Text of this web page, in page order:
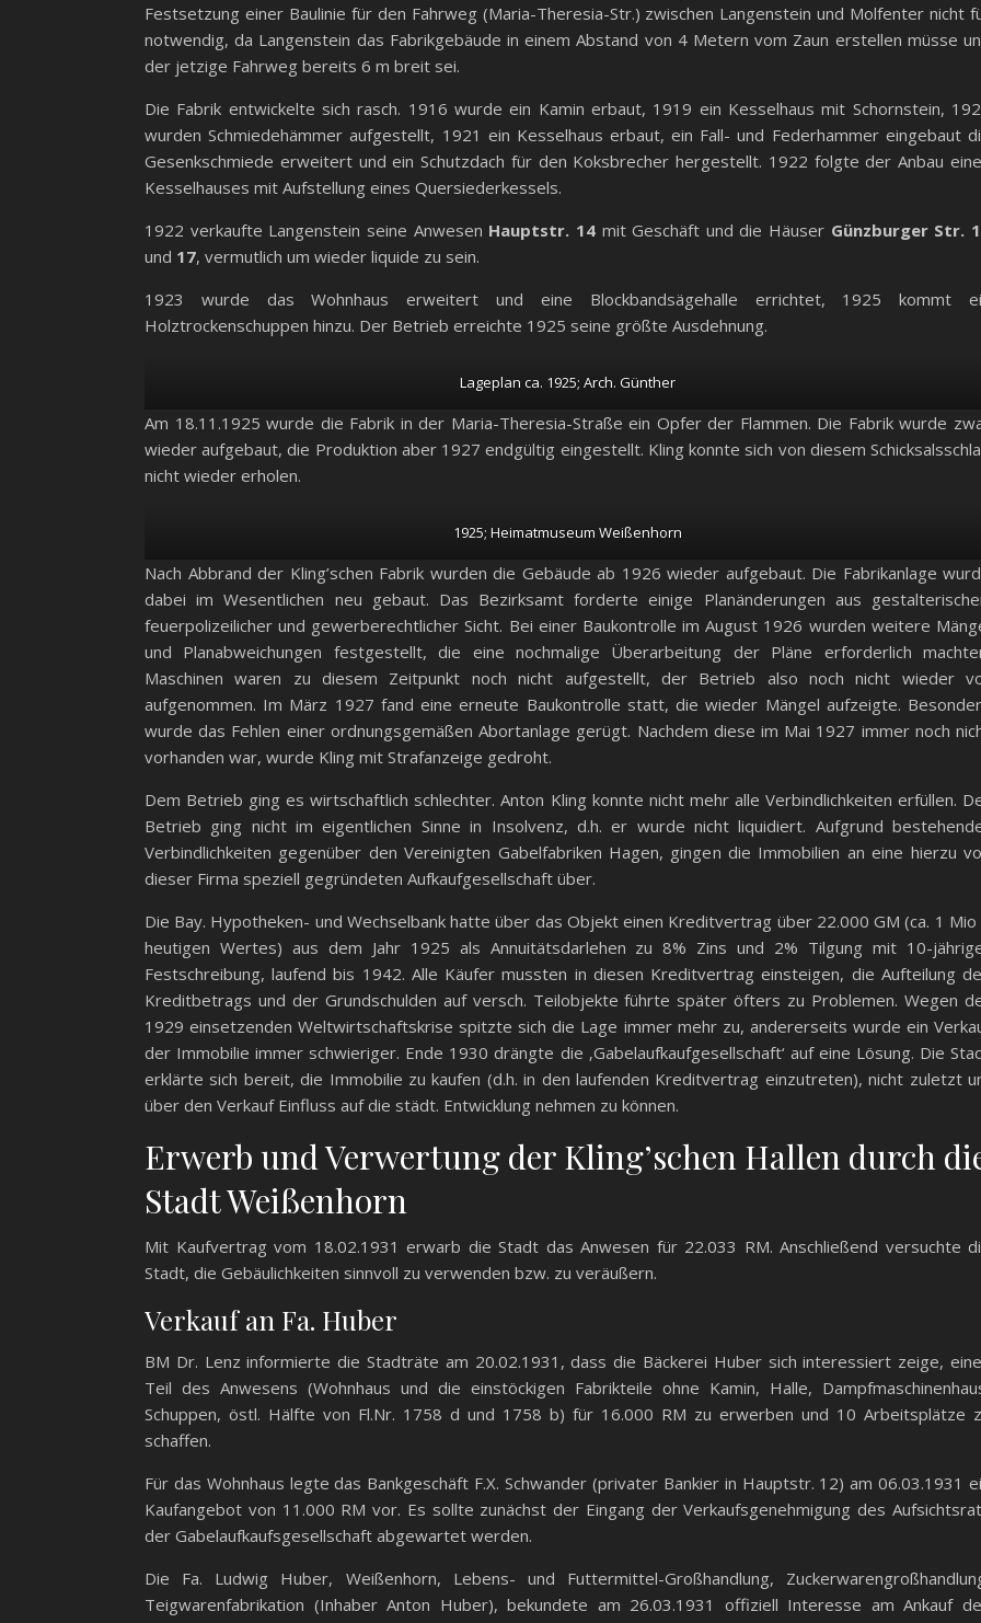
Festsetzung einer Baulinie für den Fahrweg (Maria-Theresia-Str.) zwischen Langenstein und Molfenter nicht
notwendig, da Langenstein das Fabrikgebäude in einem Abstand von 4 Metern vom Zaun erstellen müsse
der jetzige Fahrweg bereits 6 m breit sei.
Die Fabrik entwickelte sich rasch. 1916 wurde ein Kamin erbaut, 1919 ein Kesselhaus mit Schornstein,
wurden Schmiedehämmer aufgestellt, 1921 ein Kesselhaus erbaut, ein Fall- und Federhammer eingebaut
Gesenkschmiede erweitert und ein Schutzdach für den Koksbrecher hergestellt. 1922 folgte der Anbau
Kesselhauses mit Aufstellung eines Quersiederkessels.
1922 verkaufte Langenstein seine Anwesen Hauptstr. 14 mit Geschäft und die Häuser Günzburger Str.
und 17, vermutlich um wieder liquide zu sein.
1923 wurde das Wohnhaus erweitert und eine Blockbandsägehalle errichtet, 1925 kommt
Holztrockenschuppen hinzu. Der Betrieb erreichte 1925 seine größte Ausdehnung.
Lageplan ca. 1925; Arch. Günther
Am 18.11.1925 wurde die Fabrik in der Maria-Theresia-Straße ein Opfer der Flammen. Die Fabrik wurde
wieder aufgebaut, die Produktion aber 1927 endgültig eingestellt. Kling konnte sich von diesem
nicht wieder erholen.
1925; Heimatmuseum Weißenhorn
Nach Abbrand der Kling’schen Fabrik wurden die Gebäude ab 1926 wieder aufgebaut. Die Fabrikanlage
dabei im Wesentlichen neu gebaut. Das Bezirksamt forderte einige Planänderungen aus
feuerpolizeilicher und gewerberechtlicher Sicht. Bei einer Baukontrolle im August 1926 wurden weitere
und Planabweichungen festgestellt, die eine nochmalige Überarbeitung der Pläne erforderlich
Maschinen waren zu diesem Zeitpunkt noch nicht aufgestellt, der Betrieb also noch nicht wieder
aufgenommen. Im März 1927 fand eine erneute Baukontrolle statt, die wieder Mängel aufzeigte.
wurde das Fehlen einer ordnungsgemäßen Abortanlage gerügt. Nachdem diese im Mai 1927 immer noch
vorhanden war, wurde Kling mit Strafanzeige gedroht.
Dem Betrieb ging es wirtschaftlich schlechter. Anton Kling konnte nicht mehr alle Verbindlichkeiten erfüllen.
Betrieb ging nicht im eigentlichen Sinne in Insolvenz, d.h. er wurde nicht liquidiert. Aufgrund
Verbindlichkeiten gegenüber den Vereinigten Gabelfabriken Hagen, gingen die Immobilien an eine hierzu
dieser Firma speziell gegründeten Aufkaufgesellschaft über.
Die Bay. Hypotheken- und Wechselbank hatte über das Objekt einen Kreditvertrag über 22.000 GM (ca. 1 Mio
heutigen Wertes) aus dem Jahr 1925 als Annuitätsdarlehen zu 8% Zins und 2% Tilgung mit 10-
Festschreibung, laufend bis 1942. Alle Käufer mussten in diesen Kreditvertrag einsteigen, die Aufteilung
Kreditbetrags und der Grundschulden auf versch. Teilobjekte führte später öfters zu Problemen. Wegen
1929 einsetzenden Weltwirtschaftskrise spitzte sich die Lage immer mehr zu, andererseits wurde ein
der Immobilie immer schwieriger. Ende 1930 drängte die ‚Gabelaufkaufgesellschaft‘ auf eine Lösung. Die
erklärte sich bereit, die Immobilie zu kaufen (d.h. in den laufenden Kreditvertrag einzutreten), nicht zuletzt
über den Verkauf Einfluss auf die städt. Entwicklung nehmen zu können.
Erwerb und Verwertung der Kling’schen Hallen durch
Stadt Weißenhorn
Mit Kaufvertrag vom 18.02.1931 erwarb die Stadt das Anwesen für 22.033 RM. Anschließend versuchte
Stadt, die Gebäulichkeiten sinnvoll zu verwenden bzw. zu veräußern.
Verkauf an Fa. Huber
BM Dr. Lenz informierte die Stadträte am 20.02.1931, dass die Bäckerei Huber sich interessiert zeige,
Teil des Anwesens (Wohnhaus und die einstöckigen Fabrikteile ohne Kamin, Halle,
Schuppen, östl. Hälfte von Fl.Nr. 1758 d und 1758 b) für 16.000 RM zu erwerben und 10 Arbeitsplätze
schaffen.
Für das Wohnhaus legte das Bankgeschäft F.X. Schwander (privater Bankier in Hauptstr. 12) am 06.03.1931
Kaufangebot von 11.000 RM vor. Es sollte zunächst der Eingang der Verkaufsgenehmigung des
der Gabelaufkaufsgesellschaft abgewartet werden.
Die Fa. Ludwig Huber, Weißenhorn, Lebens- und Futtermittel-Großhandlung,
Teigwarenfabrikation (Inhaber Anton Huber), bekundete am 26.03.1931 offiziell Interesse am Ankauf